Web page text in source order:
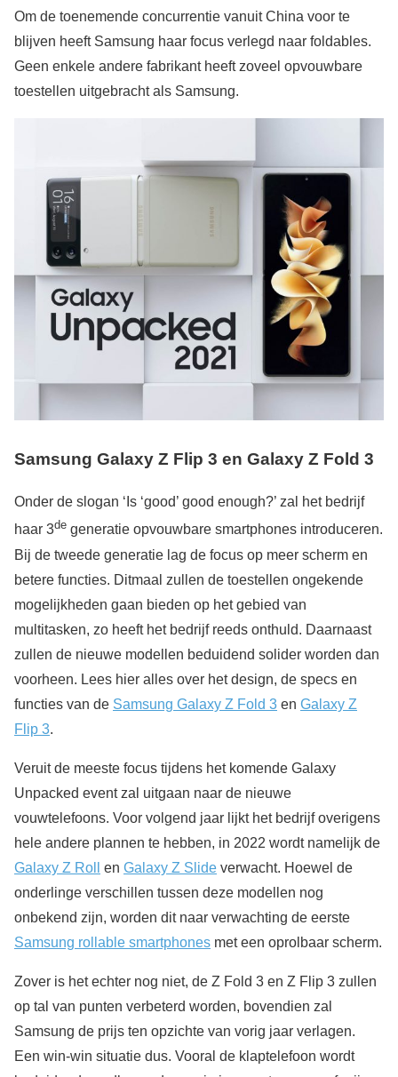
Om de toenemende concurrentie vanuit China voor te
blijven heeft Samsung haar focus verlegd naar foldables.
Geen enkele andere fabrikant heeft zoveel opvouwbare
toestellen uitgebracht als Samsung.
Samsung Galaxy Z Flip 3 en Galaxy Z Fold 3
Onder de slogan ‘Is ‘good’ good enough?’ zal het bedrijf
haar 3de generatie opvouwbare smartphones introduceren.
Bij de tweede generatie lag de focus op meer scherm en
betere functies. Ditmaal zullen de toestellen ongekende
mogelijkheden gaan bieden op het gebied van
multitasken, zo heeft het bedrijf reeds onthuld. Daarnaast
zullen de nieuwe modellen beduidend solider worden dan
voorheen. Lees hier alles over het design, de specs en
functies van de Samsung Galaxy Z Fold 3 en Galaxy Z
Flip 3.
Veruit de meeste focus tijdens het komende Galaxy
Unpacked event zal uitgaan naar de nieuwe
vouwtelefoons. Voor volgend jaar lijkt het bedrijf overigens
hele andere plannen te hebben, in 2022 wordt namelijk de
Galaxy Z Roll
en Galaxy Z Slide verwacht. Hoewel de
onderlinge verschillen tussen deze modellen nog
onbekend zijn, worden dit naar verwachting de eerste
Samsung rollable smartphones met een oprolbaar scherm.
Zover is het echter nog niet, de Z Fold 3 en Z Flip 3 zullen
op tal van punten verbeterd worden, bovendien zal
Samsung de prijs ten opzichte van vorig jaar verlagen.
Een win-win situatie dus. Vooral de klaptelefoon wordt